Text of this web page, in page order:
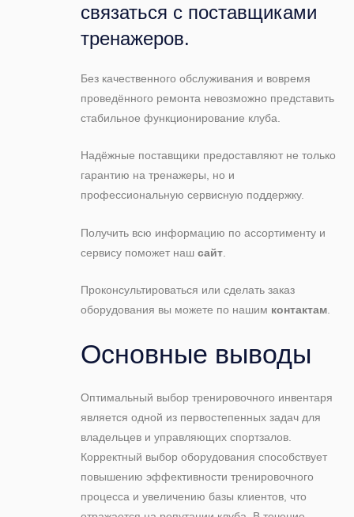
связаться с поставщиками
тренажеров.
Без качественного обслуживания и вовремя
проведённого ремонта невозможно представить
стабильное функционирование клуба.
Надёжные поставщики предоставляют не только
гарантию на тренажеры, но и
профессиональную сервисную поддержку.
Получить всю информацию по ассортименту и
сервису поможет наш сайт.
Проконсультироваться или сделать заказ
оборудования вы можете по нашим контактам.
Основные выводы
Оптимальный выбор тренировочного инвентаря
является одной из первостепенных задач для
владельцев и управляющих спортзалов.
Корректный выбор оборудования способствует
повышению эффективности тренировочного
процесса и увеличению базы клиентов, что